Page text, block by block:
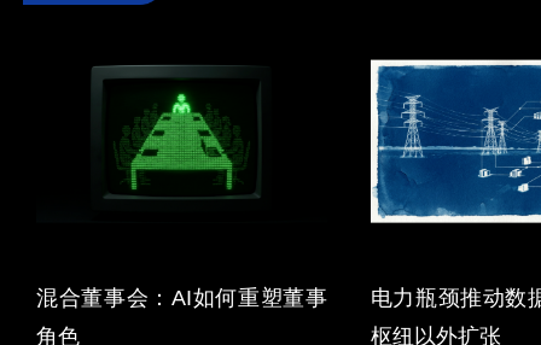
混合董事会：AI如何重塑董事
角色
电力瓶颈推动数
枢纽以外扩张